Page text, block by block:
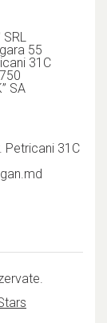
SRL
55
31C
SA
Petricani 31C